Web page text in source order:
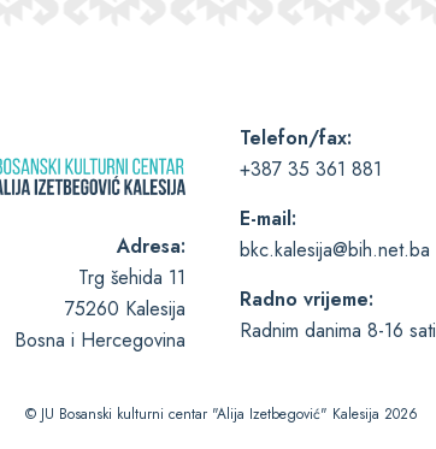
Adresa:
Trg šehida 11
75260 Kalesija
Bosna i Hercegovina
Telefon/fax:
+387 35 361 881
E-mail:
bkc.kalesija@bih.net.ba
Radno vrijeme:
Radnim danima 8-16 sati
© JU Bosanski kulturni centar "Alija Izetbegović" Kalesija 2026